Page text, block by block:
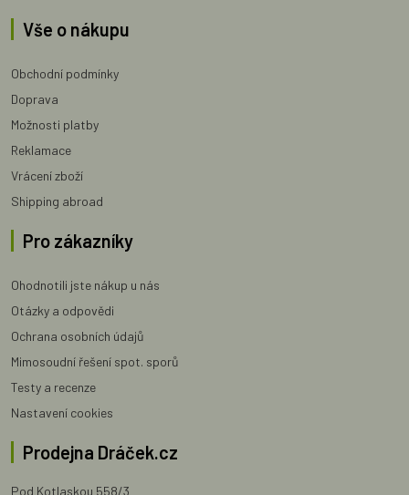
Vše o nákupu
Obchodní podmínky
Doprava
Možnosti platby
Reklamace
Vrácení zboží
Shipping abroad
Pro zákazníky
Ohodnotili jste nákup u nás
Otázky a odpovědi
Ochrana osobních údajů
Mimosoudní řešení spot. sporů
Testy a recenze
Nastavení cookies
Prodejna Dráček.cz
Pod Kotlaskou 558/3